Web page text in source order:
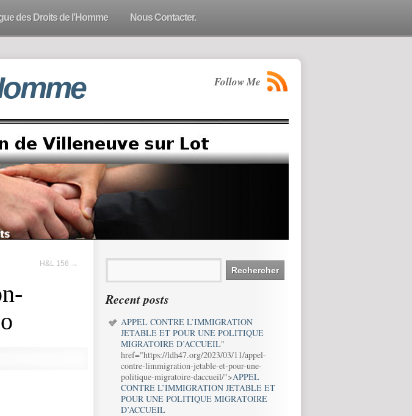
des Droits de l’Homme Nous Contacter.
Follow Me
H&L 156 →
Recent posts
APPEL CONTRE L’IMMIGRATION
JETABLE ET POUR UNE POLITIQUE
MIGRATOIRE D’ACCUEIL"
href="https://ldh47.org/2023/03/11/appel-
contre-limmigration-jetable-et-pour-une-
politique-migratoire-daccueil/">APPEL
CONTRE L’IMMIGRATION JETABLE ET
POUR UNE POLITIQUE MIGRATOIRE
D’ACCUEIL